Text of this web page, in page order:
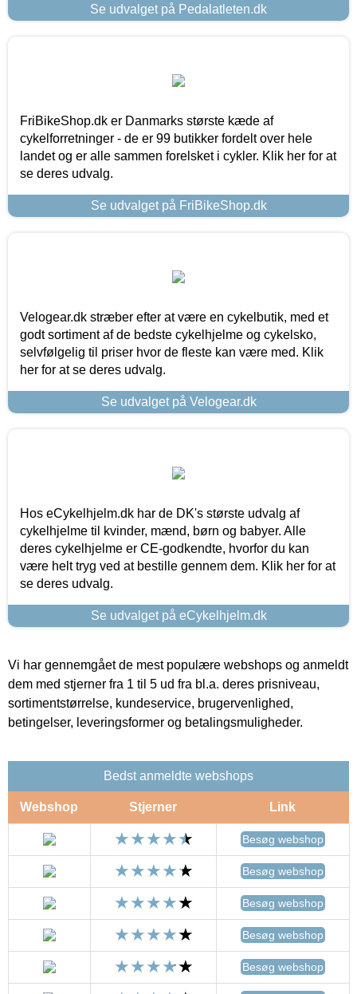
Se udvalget på Pedalatleten.dk
FriBikeShop.dk er Danmarks største kæde af
cykelforretninger - de er 99 butikker fordelt over hele
landet og er alle sammen forelsket i cykler. Klik her for at
se deres udvalg.
Se udvalget på FriBikeShop.dk
Velogear.dk stræber efter at være en cykelbutik, med et
godt sortiment af de bedste cykelhjelme og cykelsko,
selvfølgelig til priser hvor de fleste kan være med. Klik
her for at se deres udvalg.
Se udvalget på Velogear.dk
Hos eCykelhjelm.dk har de DK's største udvalg af
cykelhjelme til kvinder, mænd, børn og babyer. Alle
deres cykelhjelme er CE-godkendte, hvorfor du kan
være helt tryg ved at bestille gennem dem. Klik her for at
se deres udvalg.
Se udvalget på eCykelhjelm.dk
Vi har gennemgået de mest populære webshops og anmeldt
dem med stjerner fra 1 til 5 ud fra bl.a. deres prisniveau,
sortimentstørrelse, kundeservice, brugervenlighed,
betingelser, leveringsformer og betalingsmuligheder.
Bedst anmeldte webshops
Webshop Stjerner Link
Besøg webshop
Besøg webshop
Besøg webshop
Besøg webshop
Besøg webshop